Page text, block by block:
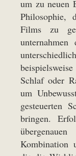
um zu neuen
Philosophie,
Films zu
Schlaf oder
um
gesteuerten
bringen.
Kombination